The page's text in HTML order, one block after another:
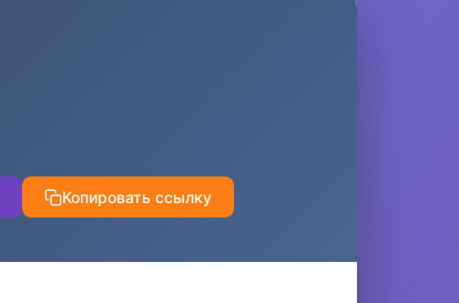
Копировать ссылку